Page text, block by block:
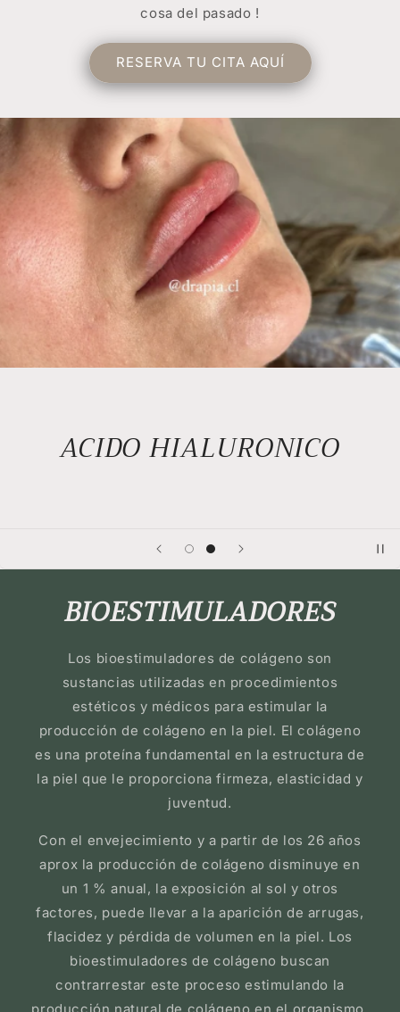
cosa del pasado !
RESERVA TU CITA AQUÍ
ACIDO HIALURONICO
BIOESTIMULADORES
Los bioestimuladores de colágeno son
sustancias utilizadas en procedimientos
estéticos y médicos para estimular la
producción de colágeno en la piel. El colágeno
es una proteína fundamental en la estructura de
la piel que le proporciona firmeza, elasticidad y
juventud.
Con el envejecimiento y a partir de los 26 años
aprox la producción de colágeno disminuye en
un 1 % anual, la exposición al sol y otros
factores, puede llevar a la aparición de arrugas,
flacidez y pérdida de volumen en la piel. Los
bioestimuladores de colágeno buscan
contrarrestar este proceso estimulando la